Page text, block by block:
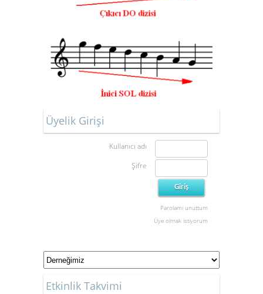
Üyelik Girişi
Kullanıcı adı
Şifre
Parolamı unuttum
Üye olmak istiyorum
Etkinlik Takvimi